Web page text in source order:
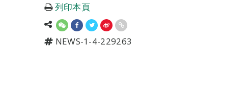
列印本頁
NEWS-1-4-229263